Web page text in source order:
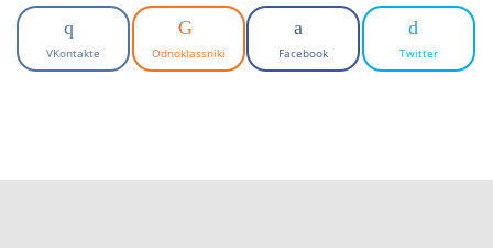
VKontakte Odnoklassniki Facebook Twitter